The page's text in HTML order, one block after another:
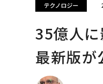
テクノロジー
35億人
最新版